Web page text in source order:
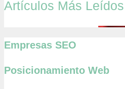
Artículos Más Leídos
Empresas SEO
Posicionamiento Web